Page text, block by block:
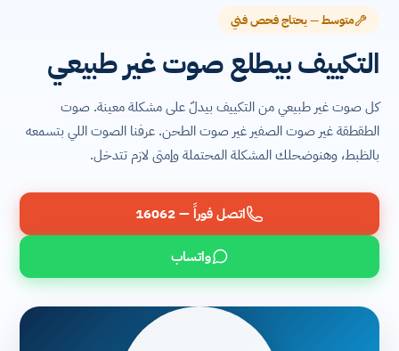
متوسط — يحتاج فحص فني
التكييف بيطلع صوت غير طبيعي
كل صوت غير طبيعي من التكييف بيدلّ على مشكلة معينة. صوت
الطقطقة غير صوت الصفير غير صوت الطحن. عرفنا الصوت اللي بتسمعه
بالظبط، وهنوضحلك المشكلة المحتملة وإمتى لازم تتدخل.
اتصل فوراً — 16062
واتساب